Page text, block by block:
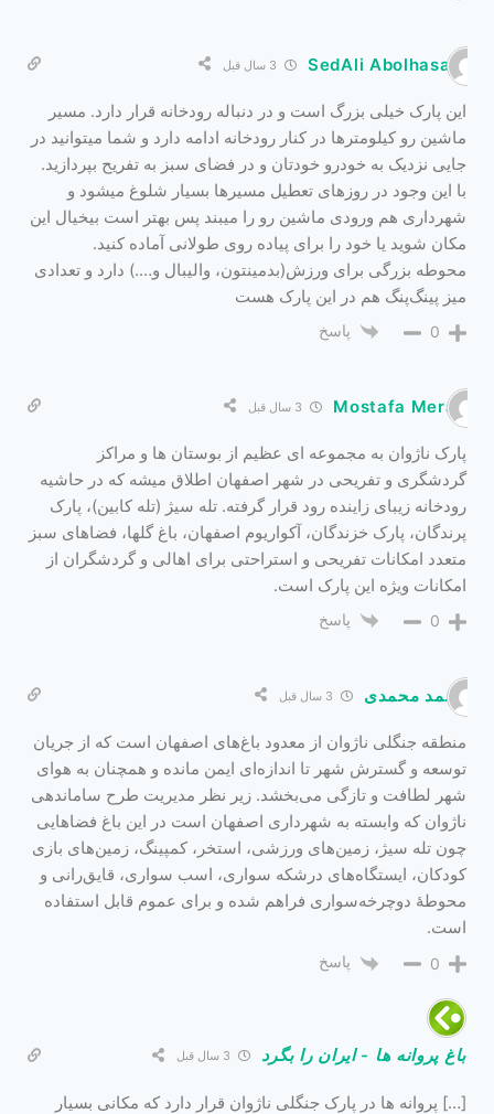
SedAli Abolhasani
این پارک خیلی بزرگ است و در دنباله رودخانه قرار دارد. مسیر
ماشین رو کیلومترها در کنار رودخانه ادامه دارد و شما میتوانید در
جایی نزدیک به خودرو خودتان و در فضای سبز به تفریح بپردازید.
با این وجود در روزهای تعطیل مسیرها بسیار شلوغ میشود و
شهرداری هم ورودی ماشین رو را میبند پس بهتر است بیخیال این
مکان شوید یا خود را برای پیاده روی طولانی آماده کنید.
محوطه بزرگی برای ورزش(بدمینتون، والیبال و….) دارد و تعدادی
میز پینگ‌پنگ هم در این پارک هست
0 پاسخ
Mostafa Meraji
پارک ناژوان به مجموعه ای عظیم از بوستان ها و مراکز
گردشگری و تفریحی در شهر اصفهان اطلاق میشه که در حاشیه
رودخانه زیبای زاینده رود قرار گرفته. تله سیژ (تله کابین)، پارک
پرندگان، پارک خزندگان، آکواریوم اصفهان، باغ گلها، فضاهای سبز
متعدد امکانات تفریحی و استراحتی برای اهالی و گردشگران از
امکانات ویژه این پارک است.
0 پاسخ
محمد محمدی
منطقه جنگلی ناژوان از معدود باغ‌های اصفهان است که از جریان
توسعه و گسترش شهر تا اندازه‌ای ایمن مانده و همچنان به هوای
شهر لطافت و تازگی می‌بخشد. زیر نظر مدیریت طرح ساماندهی
ناژوان که وابسته به شهرداری اصفهان است در این باغ فضاهایی
چون تله سیژ، زمین‌های ورزشی، استخر، کمپینگ، زمین‌های بازی
کودکان، ایستگاه‌های درشکه سواری، اسب سواری، قایق‌رانی و
محوطهٔ دوچرخه‌سواری فراهم شده و برای عموم قابل استفاده
است.
0 پاسخ
باغ پروانه ها - ایران را بگرد
[…] پروانه ها در پارک جنگلی ناژوان قرار دارد که مکانی بسیار